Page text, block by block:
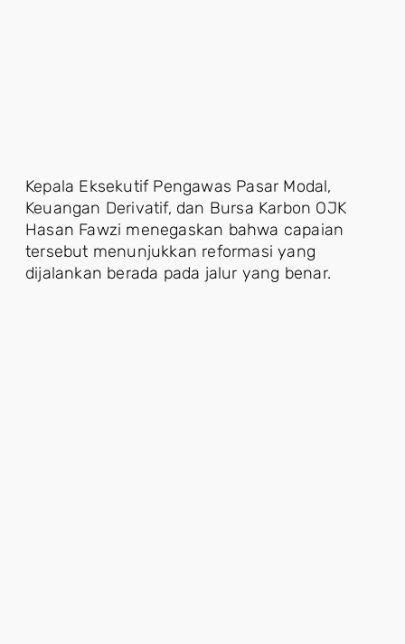
Kepala Eksekutif Pengawas Pasar Modal,
Keuangan Derivatif, dan Bursa Karbon OJK
Hasan Fawzi menegaskan bahwa capaian
tersebut menunjukkan reformasi yang
dijalankan berada pada jalur yang benar.